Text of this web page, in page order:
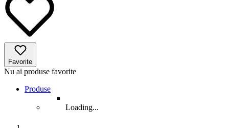
Favorite
Nu ai produse favorite
Produse
Loading...